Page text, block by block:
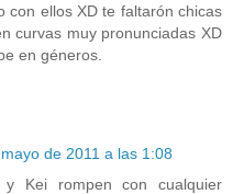
con ellos XD te faltarón chicas
curvas muy pronunciadas XD
en géneros.
de 2011 a las 1:08
Kei rompen con cualquier